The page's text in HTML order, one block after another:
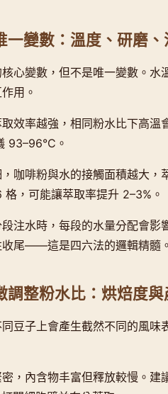
一變數：溫度、研磨
心變數，但不是唯一變數。
用。
取效率越強，相同粉水比下高
93–96°C。
，咖啡粉與水的接觸面積越大
，可能讓萃取率提升 2–3%。
注水時，每段的水量分配會影
尾——這是四六法的邏輯精髓。
調整粉水比：烘焙度
豆子上會產生截然不同的風
密，內含物丰富但釋放較慢。